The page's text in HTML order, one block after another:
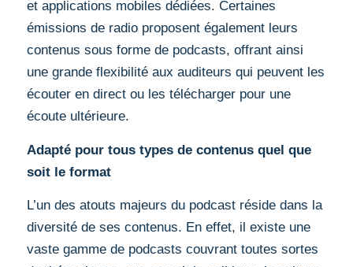
et applications mobiles dédiées. Certaines
émissions de radio proposent également leurs
contenus sous forme de podcasts, offrant ainsi
une grande flexibilité aux auditeurs qui peuvent les
écouter en direct ou les télécharger pour une
écoute ultérieure.
Adapté pour tous types de contenus quel que
soit le format
L’un des atouts majeurs du podcast réside dans la
diversité de ses contenus. En effet, il existe une
vaste gamme de podcasts couvrant toutes sortes